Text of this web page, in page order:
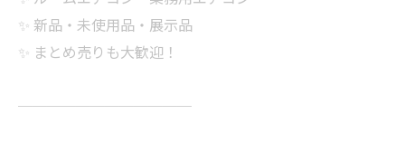
✨ 新品・未使用品・展示品
✨ まとめ売りも大歓迎！
────────────